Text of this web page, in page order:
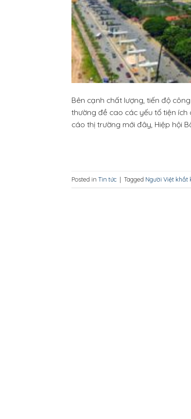
Bên cạnh chất lượng, tiến độ
thường đề cao các yếu tố tiện
cáo thị trường mới đây, Hiệp hội
Posted in Tin tức | Tagged Người Việt khắt